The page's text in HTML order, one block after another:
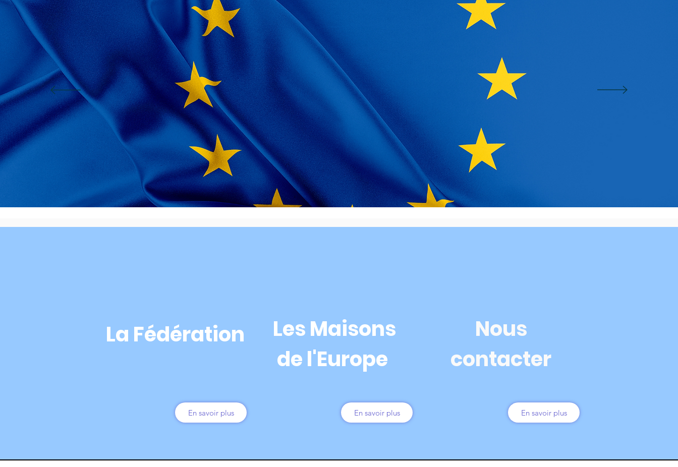
Fête de l'Europe
Voir les actions
A l'occasion du joli mois de mai, les Maisons de l'Europe
organisent des événements partout en France pour
célébrer la citoyenneté européenne.
Toutes les actions sont précisées sur les sites des Maisons
de l'Europe proches de chez vous.
La Fédération
En savoir plus
Les Maisons
de l'Europe
En savoir plus
Nous
contacter
En savoir plus